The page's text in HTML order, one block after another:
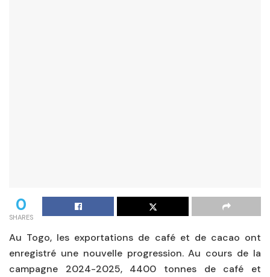
0
SHARES
Au Togo, les exportations de café et de cacao ont
enregistré une nouvelle progression. Au cours de la
campagne 2024-2025, 4400 tonnes de café et